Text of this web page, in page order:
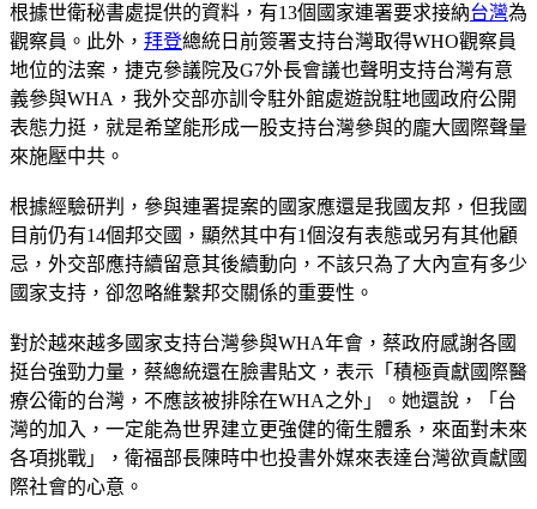
根據世衛秘書處提供的資料，有13個國家連署要求接納台灣為
觀察員。此外， 拜登總統日前簽署支持台灣取得WHO觀察員
地位的法案，捷克參議院及G7外長會議也聲明支持台灣有意
義參與WHA，我外交部亦訓令駐外館處遊說駐地國政府公開
表態力挺，就是希望能形成一股支持台灣參與的龐大國際聲量
來施壓中共。
根據經驗研判，參與連署提案的國家應還是我國友邦，但我國
目前仍有14個邦交國，顯然其中有1個沒有表態或另有其他顧
忌，外交部應持續留意其後續動向，不該只為了大內宣有多少
國家支持，卻忽略維繫邦交關係的重要性。
對於越來越多國家支持台灣參與WHA年會，蔡政府感謝各國
挺台強勁力量，蔡總統還在臉書貼文，表示「積極貢獻國際醫
療公衛的台灣，不應該被排除在WHA之外」。她還說，「台
灣的加入，一定能為世界建立更強健的衛生體系，來面對未來
各項挑戰」，衛福部長陳時中也投書外媒來表達台灣欲貢獻國
際社會的心意。